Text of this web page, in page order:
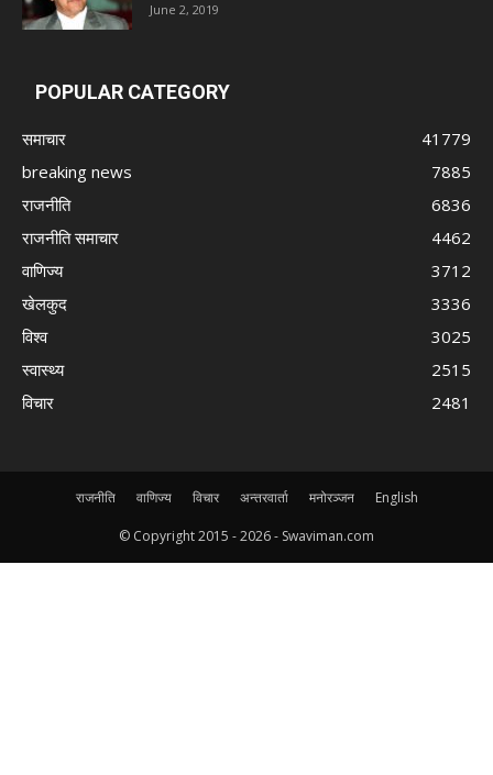
June 2, 2019
POPULAR CATEGORY
समाचार
41779
breaking news
7885
राजनीति
6836
राजनीति समाचार
4462
वाणिज्य
3712
खेलकुद
3336
विश्व
3025
स्वास्थ्य
2515
विचार
2481
राजनीति वाणिज्य विचार अन्तरवार्ता मनोरञ्जन English
© Copyright 2015 -2026 - Swaviman.com